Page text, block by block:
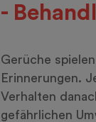
-
Gerüche
Erinnerungen.
Verhalten
gefährlichen